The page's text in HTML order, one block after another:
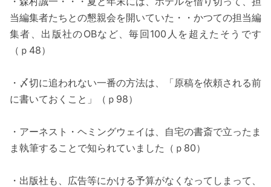
当編集者たちとの懇親会を開いていた・・かつての担当編
集者、出版社のOBなど、毎回100人を超えたそうです
（ｐ48）
・〆切に追われない一番の方法は、「原稿を依頼される前
に書いておくこと」（ｐ98）
・アーネスト・ヘミングウェイは、自宅の書斎で立ったま
ま執筆することで知られていました（ｐ80）
・出版社も、広告等にかける予算がなくなってしまって、